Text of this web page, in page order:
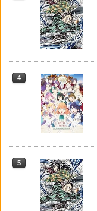
4
5
4
5
4
5
4
5